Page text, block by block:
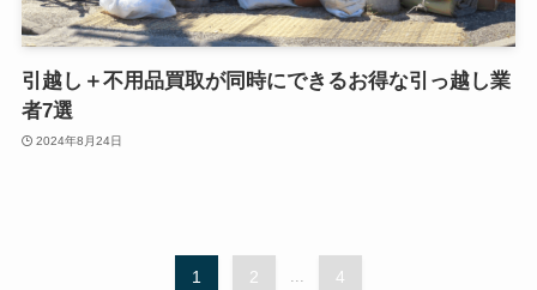
引越し＋不用品買取が同時にできるお得な引っ越し業
者7選
2024年8月24日
1 2 ... 4